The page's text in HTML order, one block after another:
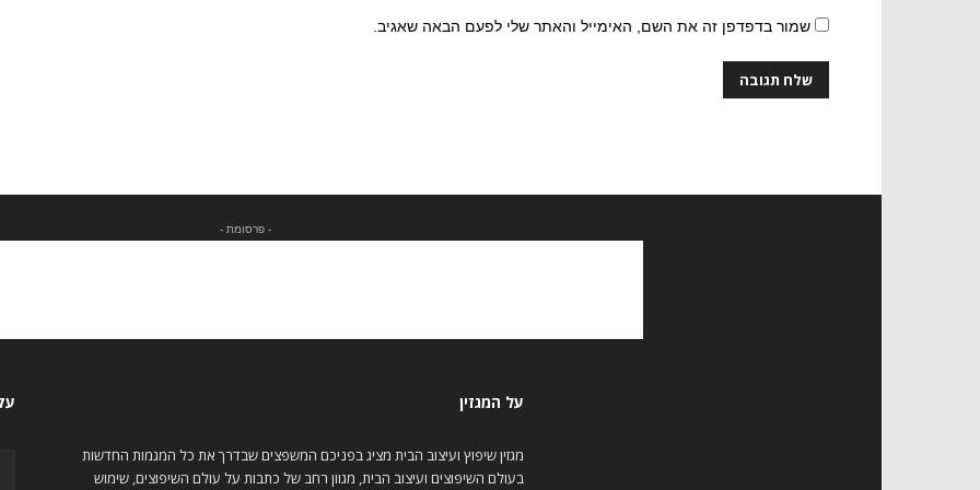
שמור בדפדפן זה את השם, האימייל והאתר שלי לפעם הבאה שאגיב.
- פרסומת -
על המגזין
מגזין שיפוץ ועיצוב הבית מציג בפניכם המשפצים שבדרך את כל המגמות החדשות
בעולם השיפוצים ועיצוב הבית, מגוון רחב של כתבות על עולם השיפוצים, שימוש